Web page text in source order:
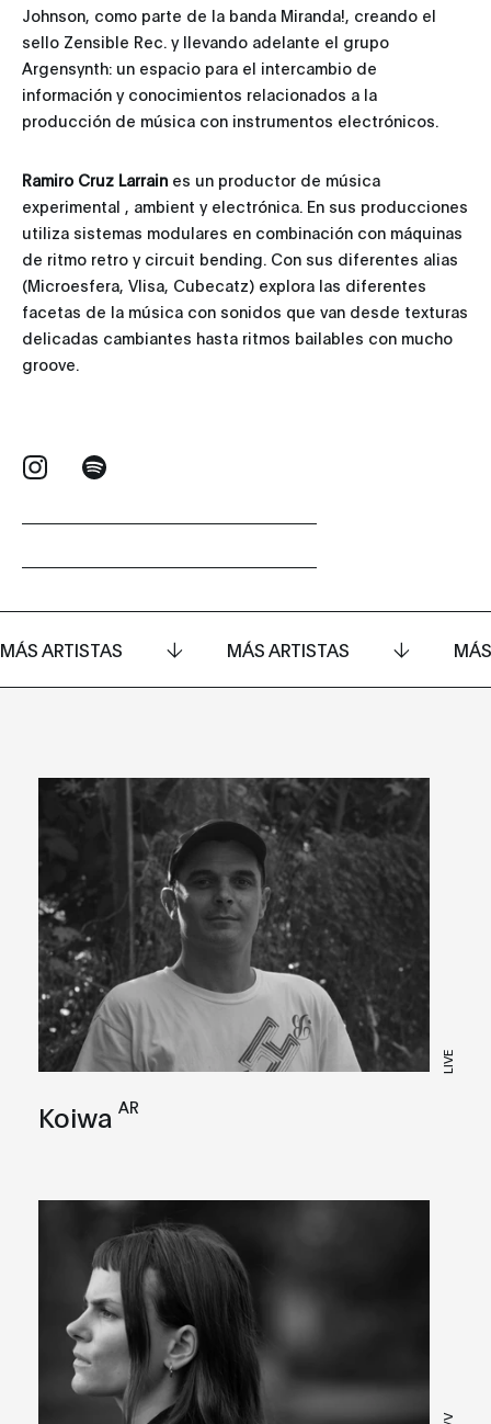
Johnson, como parte de la banda Miranda!, creando el
sello Zensible Rec. y llevando adelante el grupo
Argensynth: un espacio para el intercambio de
información y conocimientos relacionados a la
producción de música con instrumentos electrónicos.
Ramiro Cruz Larrain es un productor de música
experimental , ambient y electrónica. En sus producciones
utiliza sistemas modulares en combinación con máquinas
de ritmo retro y circuit bending. Con sus diferentes alias
(Microesfera, Vlisa, Cubecatz) explora las diferentes
facetas de la música con sonidos que van desde texturas
delicadas cambiantes hasta ritmos bailables con mucho
groove.
MÁS ARTISTAS MÁS ARTISTAS
LIVE
Koiwa AR